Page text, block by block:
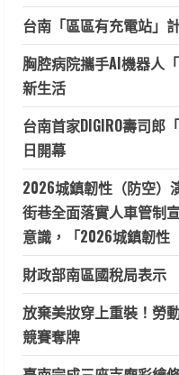
台南「區區有充電站」
胸腔病院攜手AI機器人
新生活
台南首家DIGIRO壽司郎
日開幕
2026城鎮韌性（防空）
街巷全面落實人車管制
意識，「2026城鎮韌性
財政部南區國稅局表示
放棄美妝穿上重裝！勞
競賽奪牌